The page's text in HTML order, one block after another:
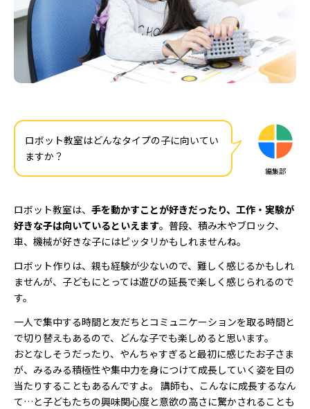
ロボット教室はどんなタイプの子に向いてい
ますか？
編集部
ロボット教室は、 手を動かすことが好きだったり、工作・実験が
好きな子は向いているといえます。普段、積み木やブロック、
車、機械が好きな子にはピッタリかもしれませんね。
ロボット作りは、親も経験が少ないので、難しく感じるかもしれ
ませんが、子どもにとっては遊びの延長で楽しく感じられるので
す。
一人で集中する時間と友だちとコミュニケーションを取る時間と
で切り替えもあるので、どんな子でも楽しめると思います。
おとなしそうだったり、やんちゃすぎると最初に感じたお子さま
が、みるみる積極性や集中力を身につけて成長していく姿を目の
当たりすることもあるんですよ。 講師も、こんなに成長するなん
て…と子どもたちの興味関心度と意欲の高さに驚かされることも